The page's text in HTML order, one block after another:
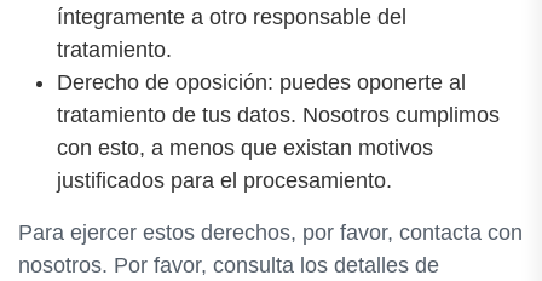
íntegramente a otro responsable del
tratamiento.
Derecho de oposición: puedes oponerte al
tratamiento de tus datos. Nosotros cumplimos
con esto, a menos que existan motivos
justificados para el procesamiento.
Para ejercer estos derechos, por favor, contacta con
nosotros. Por favor, consulta los detalles de